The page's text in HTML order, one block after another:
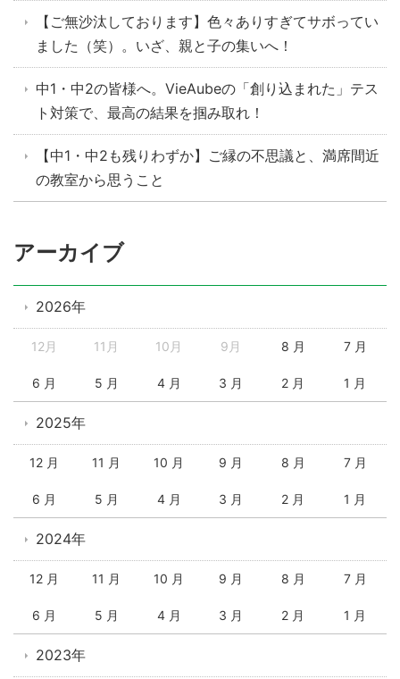
【ご無沙汰しております】色々ありすぎてサボってい
ました（笑）。いざ、親と子の集いへ！
中1・中2の皆様へ。VieAubeの「創り込まれた」テス
ト対策で、最高の結果を掴み取れ！
【中1・中2も残りわずか】ご縁の不思議と、満席間近
の教室から思うこと
アーカイブ
2026年
12月 11月 10月 9月 8 月 7 月
6 月 5 月 4 月 3 月 2 月 1 月
2025年
12 月 11 月 10 月 9 月 8 月 7 月
6 月 5 月 4 月 3 月 2 月 1 月
2024年
12 月 11 月 10 月 9 月 8 月 7 月
6 月 5 月 4 月 3 月 2 月 1 月
2023年